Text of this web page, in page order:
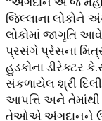
જિલ્લાના
લોકોમાં જાગૃતિ
પ્રસંગે પ્રેસના
હુડકોના ડીરેક્ટર
સંકળાયેલ શ્રી
આપત્તિ અને તેમાંથી
તેઓએ અંગદાનને